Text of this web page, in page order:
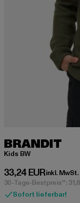
BRANDIT
Kids BW
33,24 EUR
Derzeitiger Preis:
inkl. MwSt.
30-Tage-Bestpreis**:
Sofort lieferbar!